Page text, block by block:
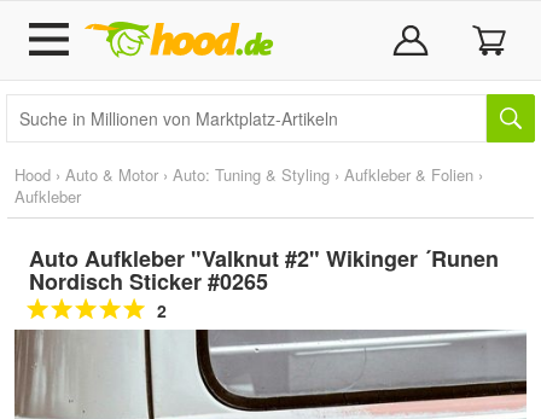
Hood › Auto & Motor › Auto: Tuning & Styling › Aufkleber & Folien ›
Aufkleber
Auto Aufkleber "Valknut #2" Wikinger ´Runen
Nordisch Sticker #0265
2